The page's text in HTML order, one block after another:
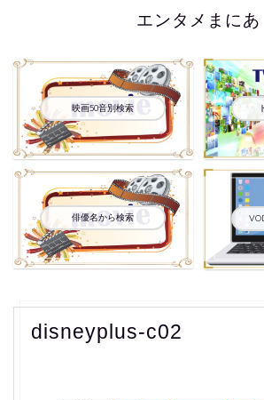
エンタメまにあ
映画50音別検索
俳優名から検索
disneyplus-c02